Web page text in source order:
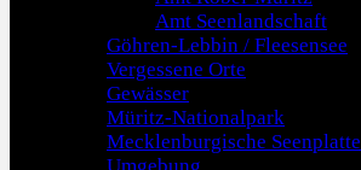
Amt Seenlandschaft
Göhren-Lebbin / Fleesensee
Vergessene Orte
Gewässer
Müritz-Nationalpark
Mecklenburgische Seenplatte